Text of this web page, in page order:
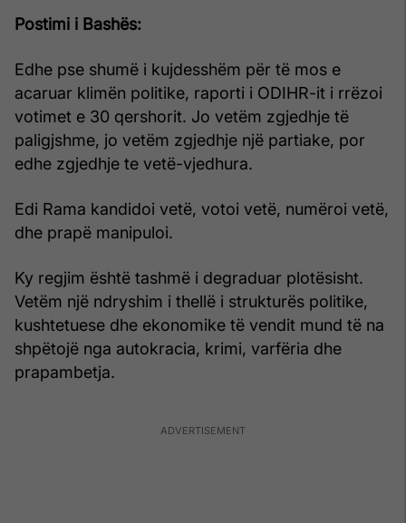
Postimi i Bashës:
Edhe pse shumë i kujdesshëm për të mos e
acaruar klimën politike, raporti i ODIHR-it i rrëzoi
votimet e 30 qershorit. Jo vetëm zgjedhje të
paligjshme, jo vetëm zgjedhje një partiake, por
edhe zgjedhje te vetë-vjedhura.
Edi Rama kandidoi vetë, votoi vetë, numëroi vetë,
dhe prapë manipuloi.
Ky regjim është tashmë i degraduar plotësisht.
Vetëm një ndryshim i thellë i strukturës politike,
kushtetuese dhe ekonomike të vendit mund të na
shpëtojë nga autokracia, krimi, varfëria dhe
prapambetja.